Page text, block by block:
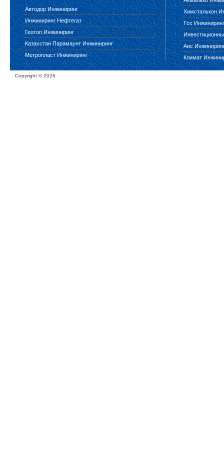
Автодор Инжиниринг
Инжиниринг Нефтегаз
Геотоп Инжиниринг
Казахстан Парамаунт Инжиниринг
Метропласт Инжиниринг
Химсталькон
Гсс Инжиниринг
Аис
Климат
Copyright ©2026